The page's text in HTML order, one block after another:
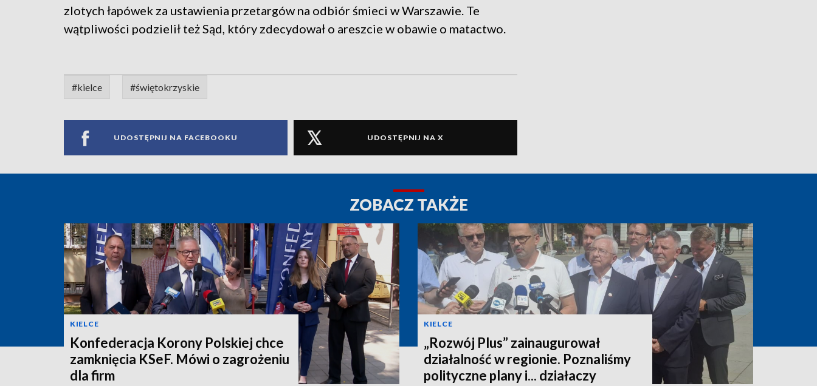
zlotych łapówek za ustawienia przetargów na odbiór śmieci w Warszawie. Te
wątpliwości podzielił też Sąd, który zdecydował o areszcie w obawie o matactwo.
#kielce #świętokrzyskie
UDOSTĘPNIJ NA FACEBOOKU UDOSTĘPNIJ NA X
ZOBACZ TAKŻE
KIELCE
Konfederacja Korony Polskiej chce
zamknięcia KSeF. Mówi o zagrożeniu
dla firm
KIELCE
„Rozwój Plus” zainaugurował
działalność w regionie. Poznaliśmy
polityczne plany i... działaczy